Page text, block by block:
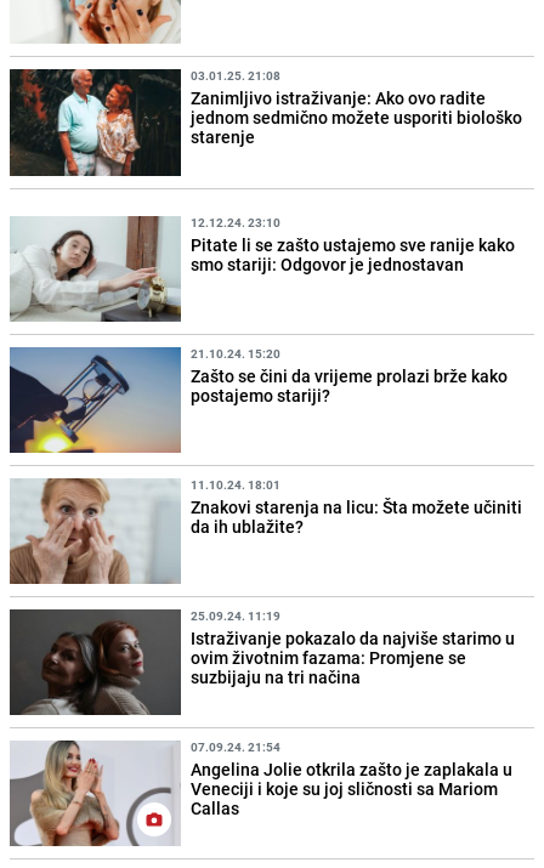
03.01.25. 21:08
Zanimljivo istraživanje: Ako ovo radite
jednom sedmično možete usporiti biološko
starenje
12.12.24. 23:10
Pitate li se zašto ustajemo sve ranije kako
smo stariji: Odgovor je jednostavan
21.10.24. 15:20
Zašto se čini da vrijeme prolazi brže kako
postajemo stariji?
11.10.24. 18:01
Znakovi starenja na licu: Šta možete učiniti
da ih ublažite?
25.09.24. 11:19
Istraživanje pokazalo da najviše starimo u
ovim životnim fazama: Promjene se
suzbijaju na tri načina
07.09.24. 21:54
Angelina Jolie otkrila zašto je zaplakala u
Veneciji i koje su joj sličnosti sa Mariom
Callas